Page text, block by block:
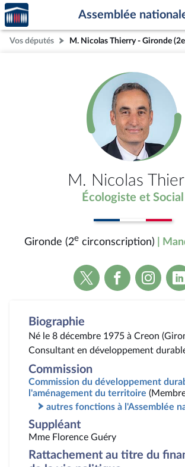
Aller au contenu
Aller en bas de la page
Accèder
à la
page
d'accueil
Assemblée
Vos députés
M. Nicolas
Écologiste et Social
Gironde (2ecirconscription) |
Voir
la
Voir
la
Voir
la
la
Biographie
Né le 8 décembre 1975 à Creon
Consultant en développement
Commission
Commission du développement
l'aménagement du territoire
autres fonctions à l'Assemblée
Suppléant
Mme Florence Guéry
Rattachement au titre du